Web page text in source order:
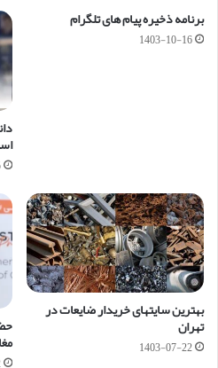
برنامه ذخیره پیام های تلگرام
1403-10-16
بهترین سایتهای خریدار ضایعات در
تهران
1403-07-22